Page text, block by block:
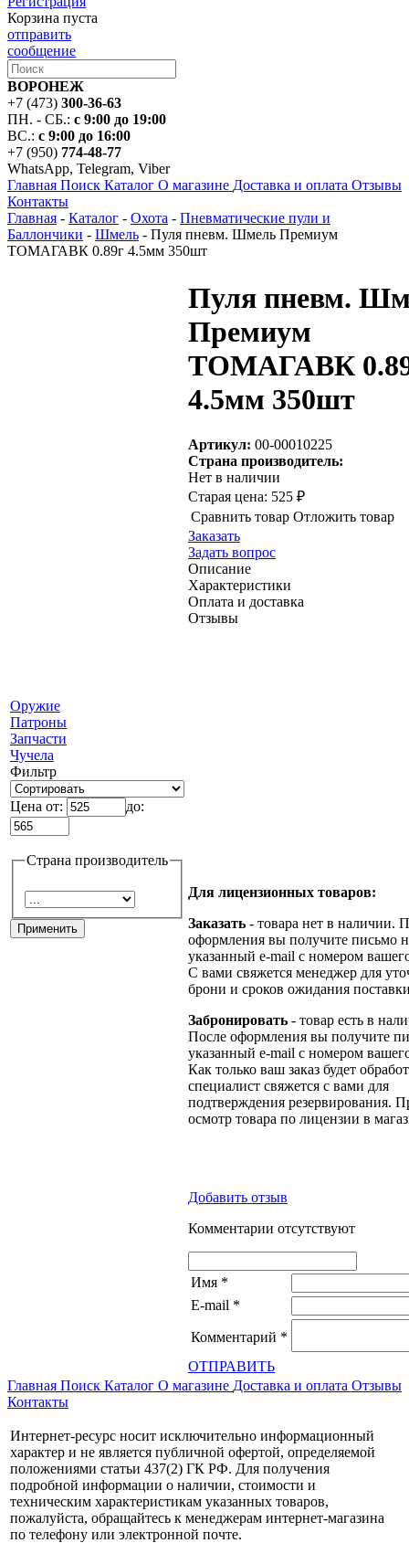
Корзина пуста
отправить
сообщение
ВОРОНЕЖ
+7 (473) 300-36-63
ПН. - СБ.: с 9:00 до 19:00
ВС.: с 9:00 до 16:00
+7 (950) 774-48-77
WhatsApp, Telegram, Viber
Главная Поиск Каталог О магазине Доставка и оплата Отзывы
Контакты
Главная - Каталог - Охота - Пневматические пули и
Баллончики - Шмель - Пуля пневм. Шмель Премиум
ТОМАГАВК 0.89г 4.5мм 350шт
Оружие
Патроны
Запчасти
Чучела
Фильтр
Цена от: до:
Страна производитель
Пуля пневм.
Премиум
ТОМАГАВК
4.5мм 350шт
Артикул: 00-00010225
Страна производитель:
Нет в наличии
Старая цена: 525 ₽
Сравнить товар Отложить товар
Заказать
Задать вопрос
Описание
Характеристики
Оплата и доставка
Отзывы
Для лицензионных товаров:
Заказать - товара нет в наличии.
оформления вы получите письмо
указанный e-mail с номером
С вами свяжется менеджер для
брони и сроков ожидания
Забронировать - товар есть в
После оформления вы получите
указанный e-mail с номером
Как только ваш заказ будет
специалист свяжется с вами для
подтверждения резервирования.
осмотр товара по лицензии в
Добавить отзыв
Комментарии отсутствуют
Имя *
E-mail *
Комментарий *
ОТПРАВИТЬ
Главная Поиск Каталог О магазине Доставка и оплата Отзывы
Контакты
Интернет-ресурс носит исключительно информационный
характер и не является публичной офертой, определяемой
положениями статьи 437(2) ГК РФ. Для получения
подробной информации о наличии, стоимости и
техническим характеристикам указанных товаров,
пожалуйста, обращайтесь к менеджерам интернет-магазина
по телефону или электронной почте.